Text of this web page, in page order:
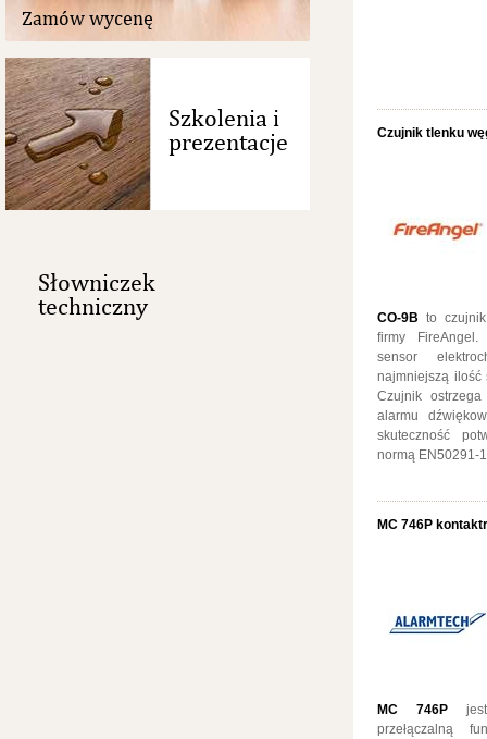
Zamów wycenę
Szkolenia i
prezentacje
Słowniczek
techniczny
Czujnik tlenku
CO-9B to
firmy
sensor
najmniejszą ilość
Czujnik
alarmu
skuteczność
normą EN50291-
MC 746P
MC 746Pjest
przełączalną